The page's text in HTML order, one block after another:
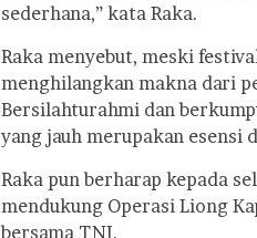
sederhana,” kata Raka.
Raka menyebut, meski
menghilangkan makna dari
Bersilahturahmi dan
yang jauh merupakan esensi
Raka pun berharap kepada
mendukung Operasi Liong
bersama TNI.